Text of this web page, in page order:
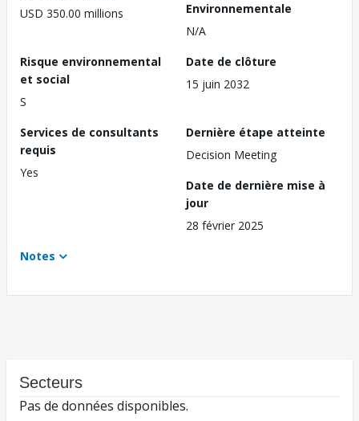
USD 350.00 millions
Environnementale
N/A
Risque environnemental
et social
S
Date de clôture
15 juin 2032
Services de consultants
requis
Yes
Dernière étape atteinte
Decision Meeting
Date de dernière mise à
jour
28 février 2025
Notes
Secteurs
Pas de données disponibles.